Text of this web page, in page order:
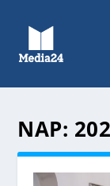
NAP: